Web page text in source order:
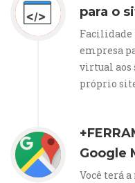
para o
Facilidade
empresa
virtual aos
próprio
Google
Você terá